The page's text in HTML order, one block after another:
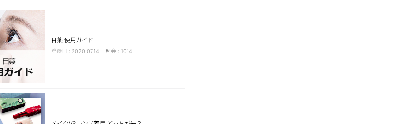
目薬 使用ガイド
2020.07.14 1014